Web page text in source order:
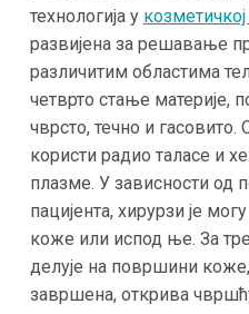
технологија у козметичкој
развијена за решавање
различитим областима
четврто стање материје,
чврсто, течно и
користи радио таласе и
плазме. У зависности од
пацијента, хирурзи је
коже или испод ње. За
делује на површини
завршена, открива